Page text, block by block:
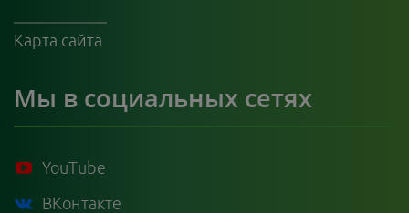
Карта сайта
Мы в социальных сетях
YouTube
ВКонтакте